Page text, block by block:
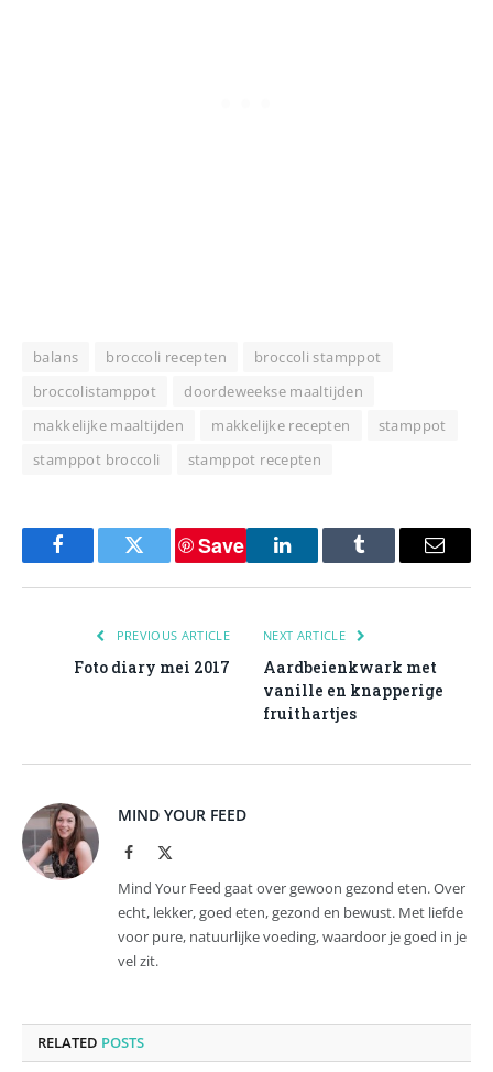
balans broccoli recepten
broccoli stamppot
broccolistamppot
doordeweekse maaltijden
makkelijke maaltijden
makkelijke recepten
stamppot
stamppot broccoli
stamppot recepten
FacebookTwitter
Save
LinkedInTumblr Email
PREVIOUS ARTICLE
Foto diary mei 2017
NEXT ARTICLE
Aardbeienkwark met
vanille en knapperige
fruithartjes
MIND YOUR FEED
Facebook
Mind Your Feed gaat over gewoon gezond eten. Over
echt, lekker, goed eten, gezond en bewust. Met liefde
voor pure, natuurlijke voeding, waardoor je goed in je
vel zit.
RELATED POSTS